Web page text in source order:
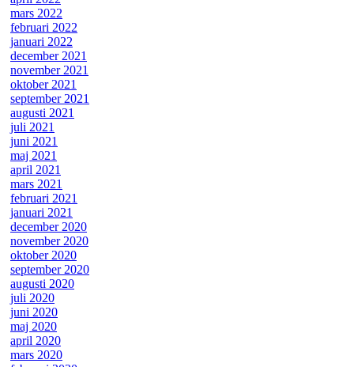
mars 2022
februari 2022
januari 2022
december 2021
november 2021
oktober 2021
september 2021
augusti 2021
juli 2021
juni 2021
maj 2021
april 2021
mars 2021
februari 2021
januari 2021
december 2020
november 2020
oktober 2020
september 2020
augusti 2020
juli 2020
juni 2020
maj 2020
april 2020
mars 2020